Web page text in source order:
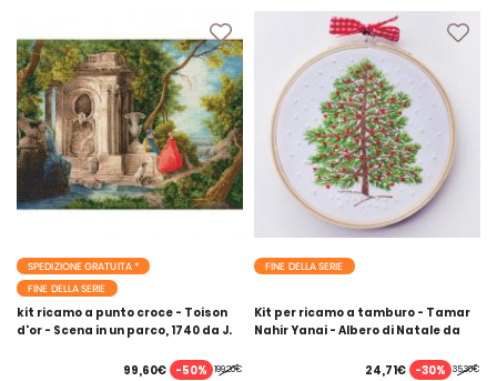
SPEDIZIONE GRATUITA *
FINE DELLA SERIE
kit ricamo a punto croce - Toison
d'or - Scena in un parco, 1740 da J.
199,20€
99,60€ -50%
FINE DELLA SERIE
Kit per ricamo a tamburo - Tamar
Nahir Yanai - Albero di Natale da
35,30€
24,71€ -30%